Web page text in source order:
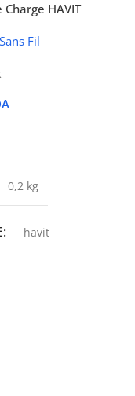
HAVIT
Fil
0,2 kg
havit